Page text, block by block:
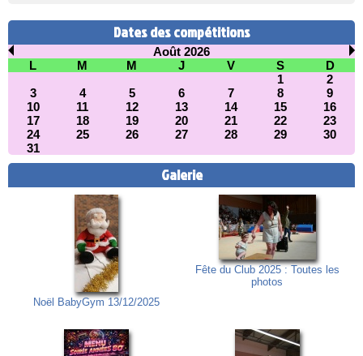
Dates des compétitions
Août 2026
L
M M J V S
D
1
2
3
4 5 6 7 8
9
10
11 12 13 14 15
16
17
18 19 20 21 22
23
24
25 26 27 28 29
30
31
Galerie
Noël BabyGym 13/12/2025
Fête du Club 2025 : Toutes les
photos